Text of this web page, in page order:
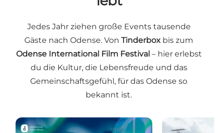
Jedes Jahr ziehen große Events tausende
Gäste nach Odense. VonTinderbox bis zum
Odense International Film Festival– hier erlebst
du die Kultur, die Lebensfreude und das
Gemeinschaftsgefühl, für das Odense so
bekannt ist.
International Night Odense 2026 Tinderbox